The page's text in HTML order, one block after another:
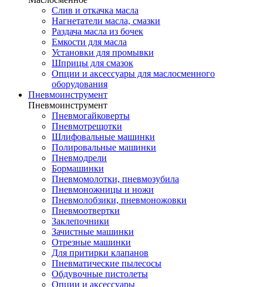
Слив и откачка масла
Нагнетатели масла, смазки
Раздача масла из бочек
Емкости для масла
Установки для промывки
Шприцы для смазок
Опции и аксессуары для маслосменного
оборудования
Пневмоинструмент
Пневмоинструмент
Пневмогайковерты
Пневмотрещотки
Шлифовальные машинки
Полировальные машинки
Пневмодрели
Бормашинки
Пневмомолотки, пневмозубила
Пневмоножницы и ножи
Пневмолобзики, пневмоножовки
Пневмоотвертки
Заклепочники
Зачистные машинки
Отрезные машинки
Для притирки клапанов
Пневматические пылесосы
Обдувочные пистолеты
Опции и аксессуары